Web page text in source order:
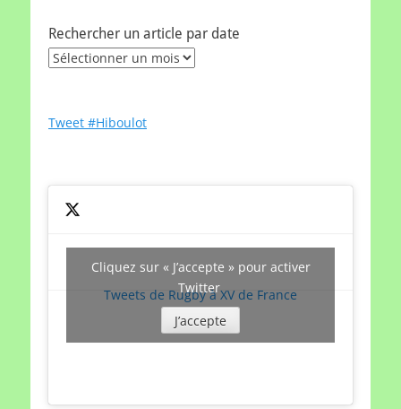
Rechercher un article par date
Rechercher
date
Tweet #Hiboulot
Tweets de Rugby à XV de France
Cliquez sur « J’accepte » pour activer
Twitter
J’accepte